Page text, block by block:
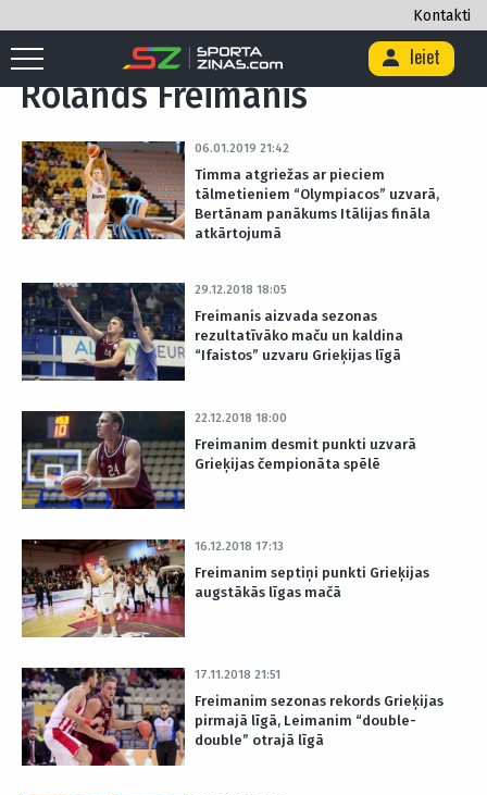
Kontakti
Ieiet
Sākums Rolands Freimanis / Lapa 7
Rolands Freimanis
06.01.2019 21:42
Timma atgriežas ar pieciem
tālmetieniem “Olympiacos” uzvarā,
Bertānam panākums Itālijas fināla
atkārtojumā
29.12.2018 18:05
Freimanis aizvada sezonas
rezultatīvāko maču un kaldina
“Ifaistos” uzvaru Grieķijas līgā
22.12.2018 18:00
Freimanim desmit punkti uzvarā
Grieķijas čempionāta spēlē
16.12.2018 17:13
Freimanim septiņi punkti Grieķijas
augstākās līgas mačā
17.11.2018 21:51
Freimanim sezonas rekords Grieķijas
pirmajā līgā, Leimanim “double-
double” otrajā līgā